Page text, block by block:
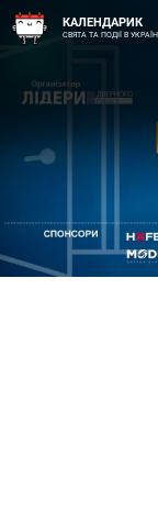
КАЛЕНДАРИК
СВЯТА ТА ПОДІЇ В УКРАЇНІ